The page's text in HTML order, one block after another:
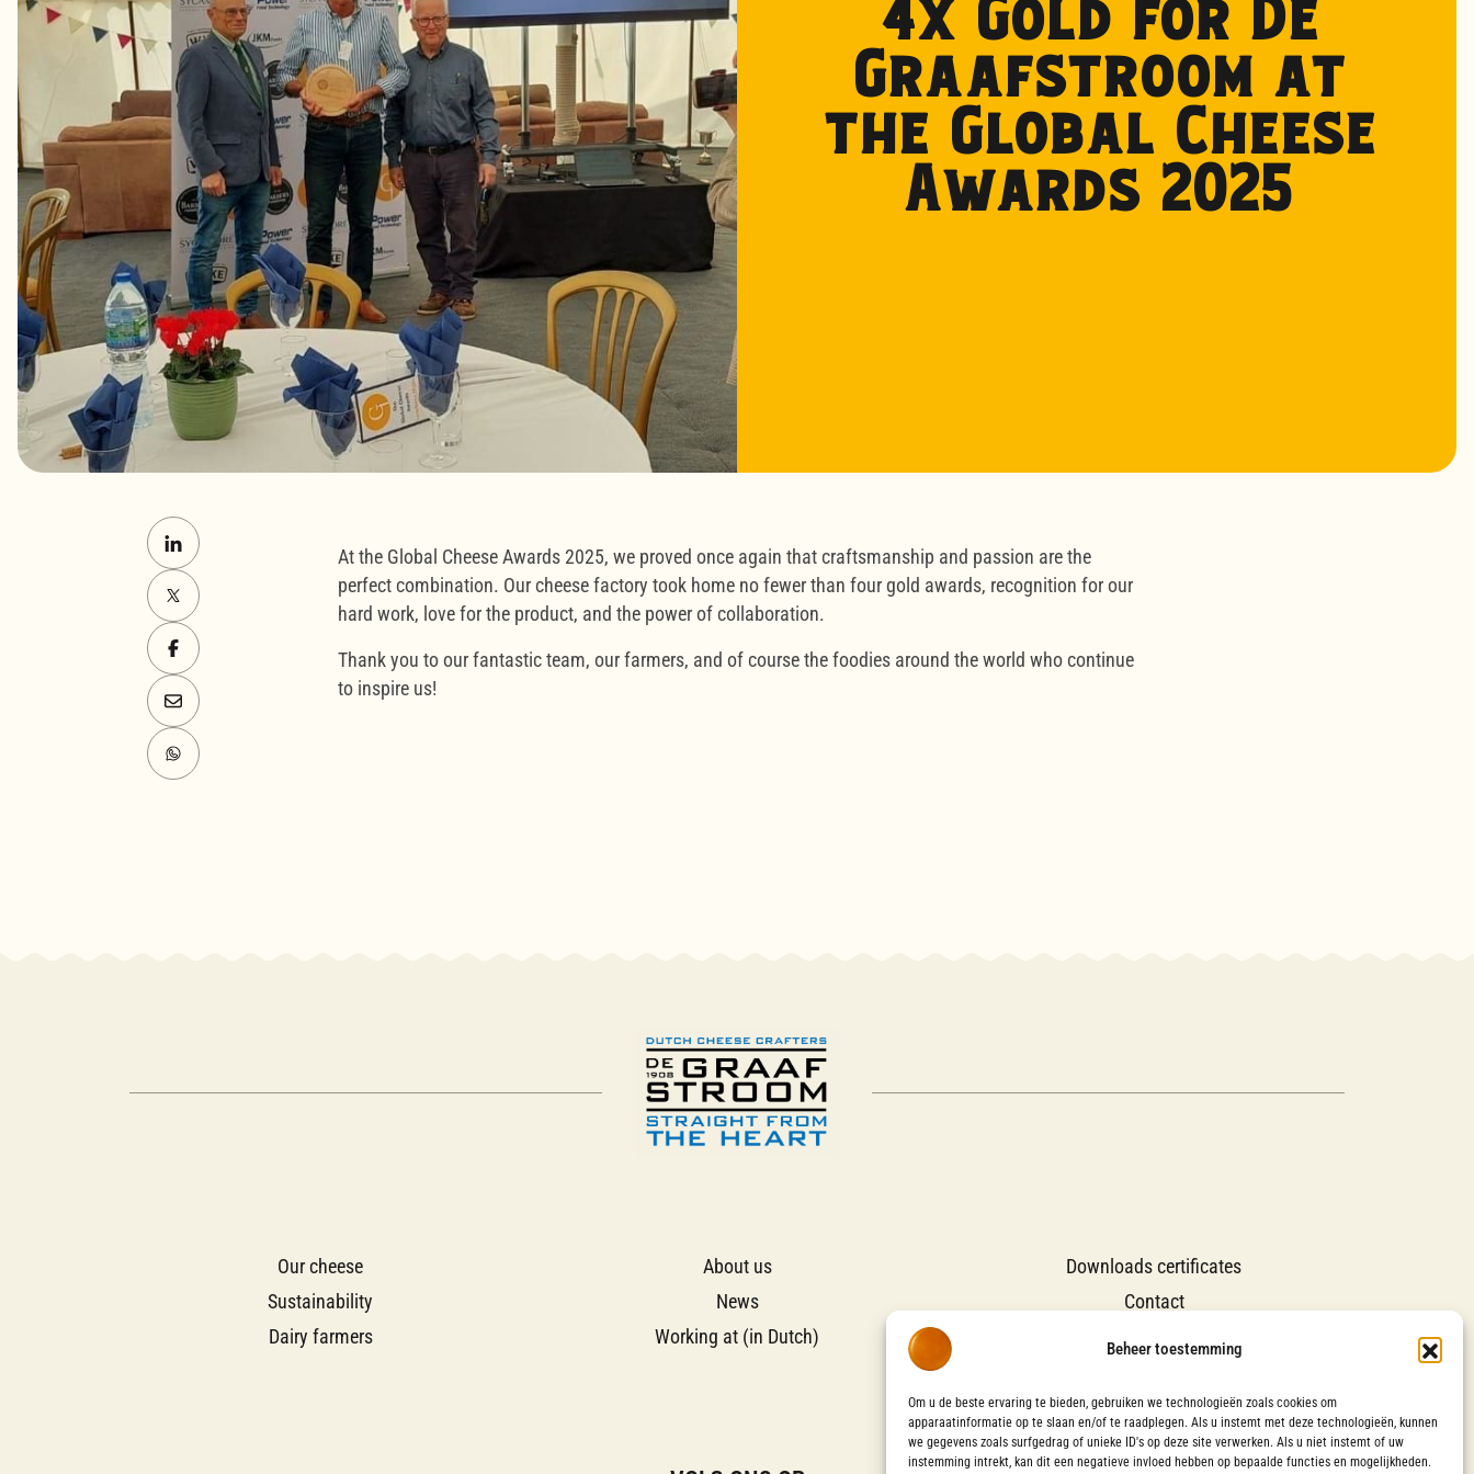
Beheer toestemming
Om u de beste ervaring te bieden, gebruiken we technologieën zoals cookies om
apparaatinformatie op te slaan en/of te raadplegen. Als u instemt met deze technologieën, kunnen
we gegevens zoals surfgedrag of unieke ID's op deze site verwerken. Als u niet instemt of uw
instemming intrekt, kan dit een negatieve invloed hebben op bepaalde functies en mogelijkheden.
4x Gold for De
Graafstroom at
the Global Cheese
Awards 2025
At the Global Cheese Awards 2025, we proved once again that craftsmanship and passion are the
perfect combination. Our cheese factory took home no fewer than four gold awards, recognition for our
hard work, love for the product, and the power of collaboration.
Thank you to our fantastic team, our farmers, and of course the foodies around the world who continue
to inspire us!
Our cheese
Sustainability
Dairy farmers
About us
News
Working at (in Dutch)
Downloads certificates
Contact
Groene Cirkels